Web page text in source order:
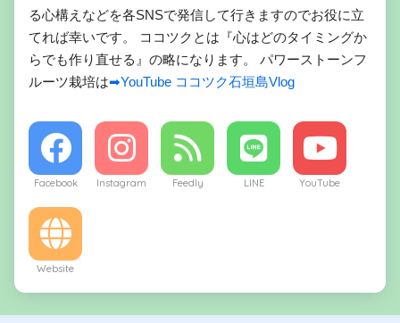
る心構えなどを各SNSで発信して行きますのでお役に立
てれば幸いです。 ココツクとは『心はどのタイミングか
らでも作り直せる』の略になります。 パワーストーンフ
ルーツ栽培は➡YouTube ココツク石垣島Vlog
Facebook Instagram Feedly LINE YouTube
Website